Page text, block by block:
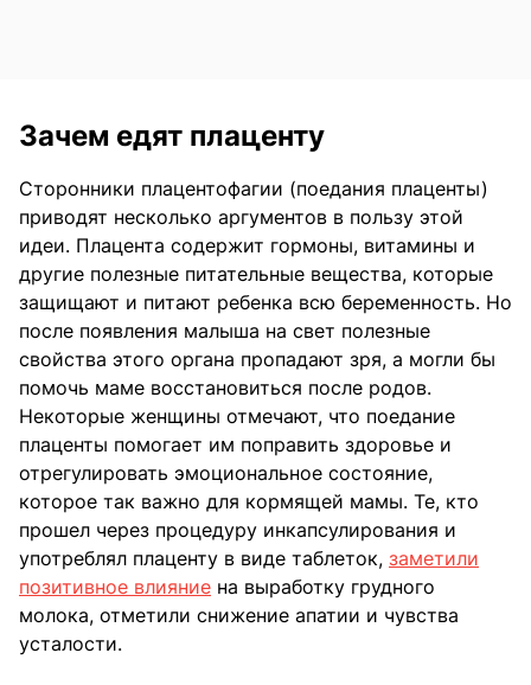
Зачем едят плаценту
Сторонники плацентофагии (поедания плаценты)
приводят несколько аргументов в пользу этой
идеи. Плацента содержит гормоны, витамины и
другие полезные питательные вещества, которые
защищают и питают ребенка всю беременность. Но
после появления малыша на свет полезные
свойства этого органа пропадают зря, а могли бы
помочь маме восстановиться после родов.
Некоторые женщины отмечают, что поедание
плаценты помогает им поправить здоровье и
отрегулировать эмоциональное состояние,
которое так важно для кормящей мамы. Те, кто
прошел через процедуру инкапсулирования и
употреблял плаценту в виде таблеток, заметили
позитивное влияние на выработку грудного
молока, отметили снижение апатии и чувства
усталости.